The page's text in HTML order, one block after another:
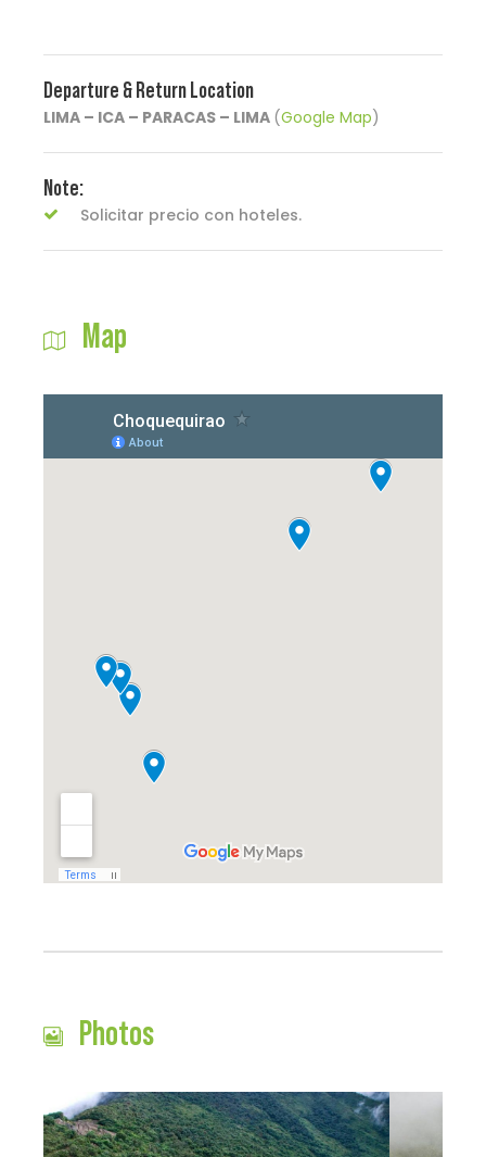
Departure & Return Location
LIMA – ICA – PARACAS – LIMA (Google Map)
Note:
Solicitar precio con hoteles.
Map
Photos